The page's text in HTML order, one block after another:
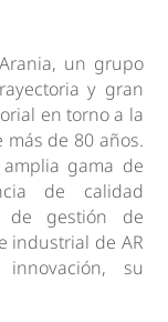
un grupo
y gran
en torno a la
de 80 años.
gama de
de calidad
de gestión de
industrial de AR
su